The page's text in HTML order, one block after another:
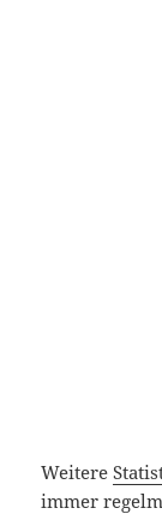
Weitere
immer